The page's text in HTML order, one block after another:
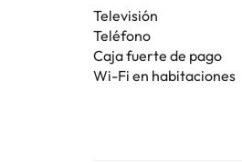
Televisión
Teléfono
Caja fuerte de pago
Wi-Fi en habitaciones